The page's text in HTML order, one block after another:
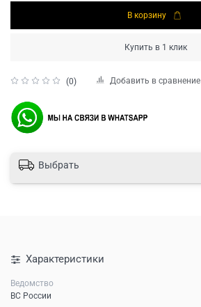
(0) Добавить в сравнение
В корзину
Купить в 1 клик
Выбрать
Характеристики
Ведомство
ВС России